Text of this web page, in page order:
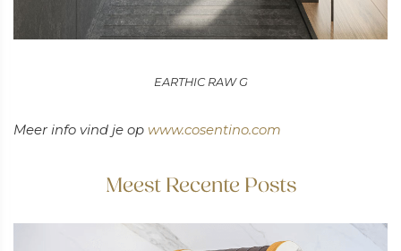
EARTHIC RAW G
Meer info vind je op www.cosentino.com
Meest Recente Posts